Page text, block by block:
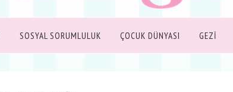
SOSYAL SORUMLULUK ÇOCUK DÜNYASI GEZİ